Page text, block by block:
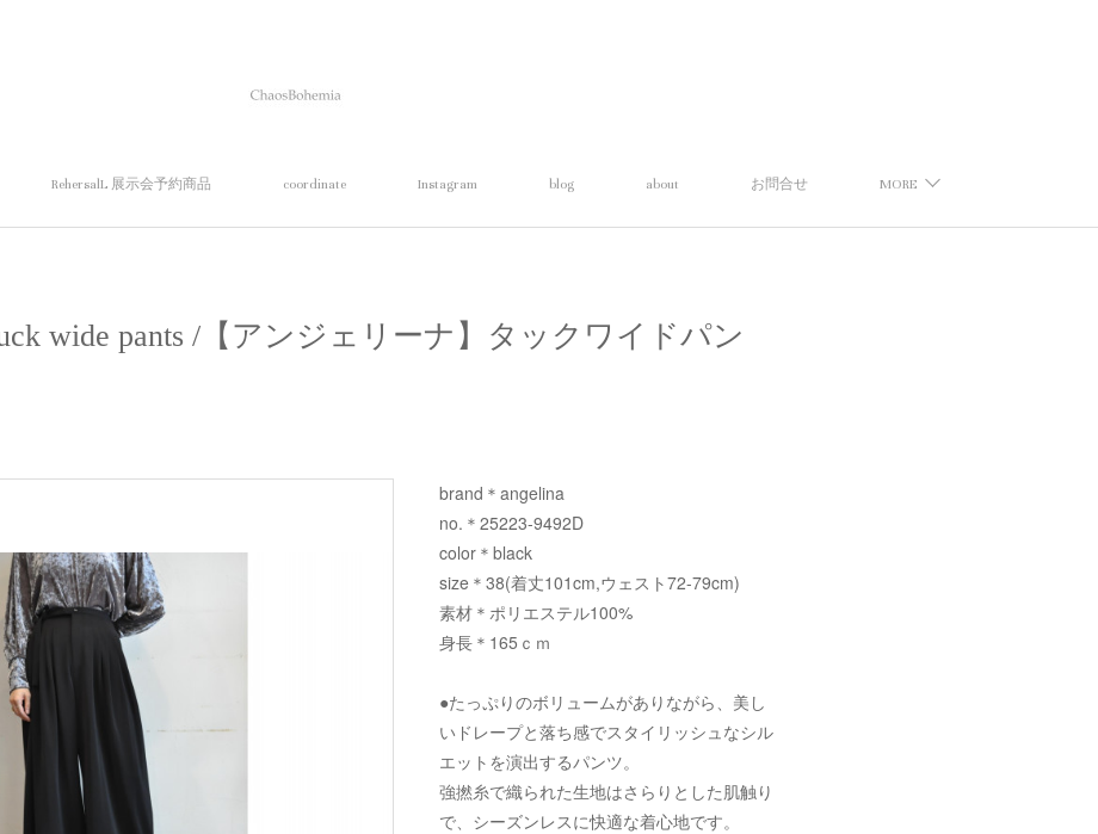
RehersalL 展示会予約商品 coordinate Instagram blog about お問合せ MORE
wide pants /【アンジェリーナ】タックワイドパン
brand＊angelina
no.＊25223-9492D
color＊black
size＊38(着丈101cm,ウェスト72-79cm)
素材＊ポリエステル100%
身長＊165ｃｍ
●たっぷりのボリュームがありながら、美し
いドレープと落ち感でスタイリッシュなシル
エットを演出するパンツ。
強撚糸で織られた生地はさらりとした肌触り
で、シーズンレスに快適な着心地です。